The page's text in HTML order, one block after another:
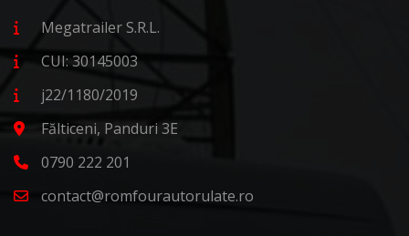
Megatrailer S.R.L.
CUI: 30145003
j22/1180/2019
Fălticeni, Panduri 3E
0790 222 201
contact@romfourautorulate.ro